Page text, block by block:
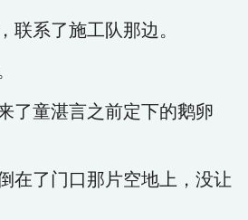
联系了施工队那边。
了童湛言之前定下的鹅卵
在了门口那片空地上，没让